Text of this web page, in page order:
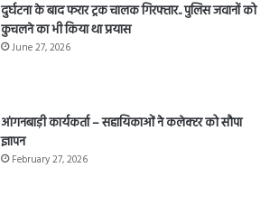
दुर्घटना के बाद फरार ट्रक चालक गिरफ्तार.. पुलिस जवानों को
कुचलने का भी किया था प्रयास
June 27, 2026
आंगनबाड़ी कार्यकर्ता – सहायिकाओं नेे कलेक्टर को सौपा
ज्ञापन
February 27, 2026